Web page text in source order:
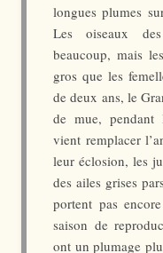
longues plumes
Les oiseaux
beaucoup, mais
gros que les
de deux ans, le
de mue, pendant
vient remplacer
leur éclosion, les
des ailes grises
portent pas
saison de
ont un plumage